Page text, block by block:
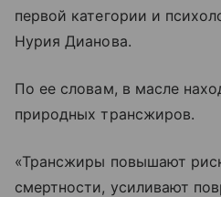
первой категории и
Нурия Дианова.
По ее словам, в масле
природных трансжиров.
«Трансжиры повышают
смертности, усиливают